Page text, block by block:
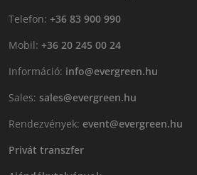
Telefon: +36 83 900 990
Mobil: +36 20 245 00 24
Információ: info@evergreen.hu
Sales: sales@evergreen.hu
Rendezvények: event@evergreen.hu
Privát transzfer